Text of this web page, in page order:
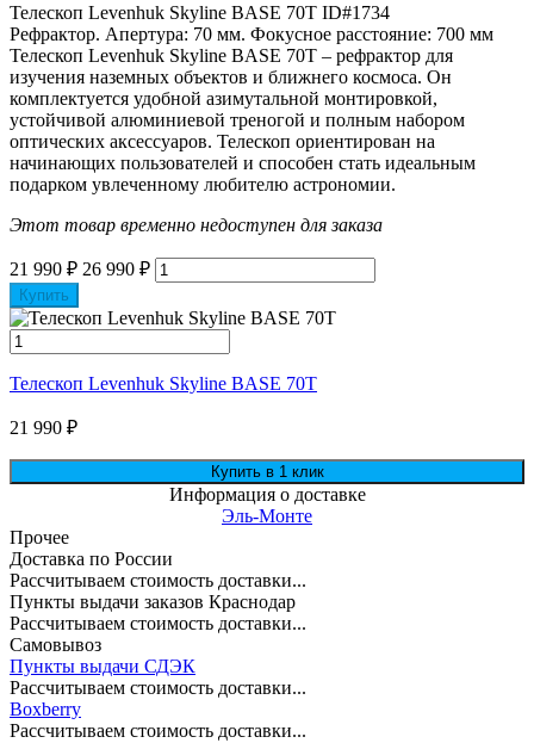
Телескоп Levenhuk Skyline BASE 70T ID#1734
Рефрактор. Апертура: 70 мм. Фокусное расстояние: 700 мм
Телескоп Levenhuk Skyline BASE 70T – рефрактор для
изучения наземных объектов и ближнего космоса. Он
комплектуется удобной азимутальной монтировкой,
устойчивой алюминиевой треногой и полным набором
оптических аксессуаров. Телескоп ориентирован на
начинающих пользователей и способен стать идеальным
подарком увлеченному любителю астрономии.
Этот товар временно недоступен для заказа
21 990 ₽ 26 990 ₽
Купить
Телескоп Levenhuk Skyline BASE 70T
21 990 ₽
Информация о доставке
Эль-Монте
Прочее
Доставка по России
Рассчитываем стоимость доставки...
Пункты выдачи заказов Краснодар
Рассчитываем стоимость доставки...
Самовывоз
Пункты выдачи СДЭК
Рассчитываем стоимость доставки...
Boxberry
Рассчитываем стоимость доставки...